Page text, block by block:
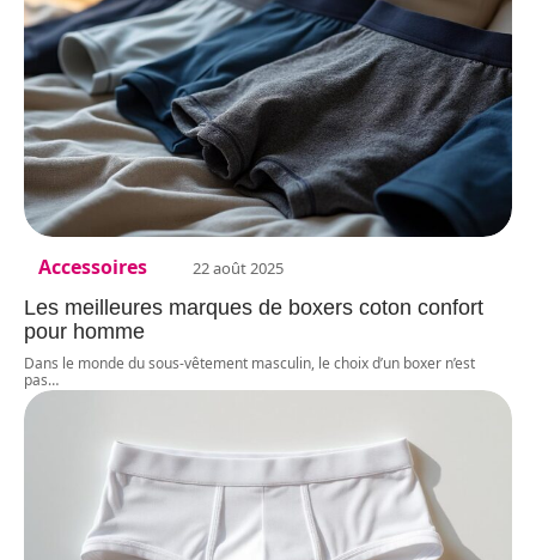
Accessoires 22 août 2025
Les meilleures marques de boxers coton confort
pour homme
Dans le monde du sous-vêtement masculin, le choix d’un boxer n’est
pas…